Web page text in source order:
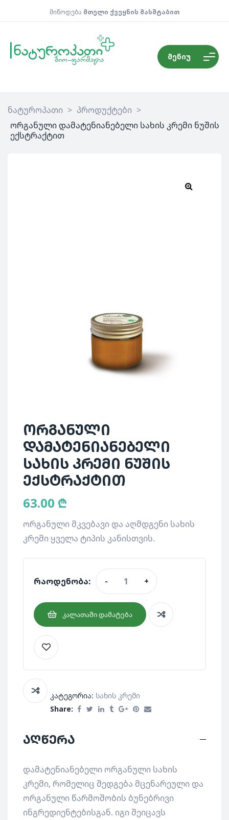
მიწოდება მთელი ქვეყნის მასშტაბით
მენიუ
ნატუროპათი > პროდუქტები >
ორგანული დამატენიანებელი სახის კრემი ნუშის
ექსტრაქტით
ორგანული
დამატენიანებელი
სახის კრემი ნუშის
ექსტრაქტით
63.00 ₾
ორგანული მკვებავი და აღმდგენი სახის
კრემი ყველა ტიპის კანისთვის.
რაოდენობა: - +
ᲙᲐᲚᲐᲗᲐᲨᲘ ᲓᲐᲛᲐᲢᲔᲑᲐ
კატეგორია: Სახის Კრემი
Share:
აღწერა
დამატენიანებელი ორგანული სახის
კრემი, რომელიც შედგება მცენარეული და
ორგანული წარმოშობის ბუნებრივი
ინგრედიენტებისგან. იგი შეიცავს